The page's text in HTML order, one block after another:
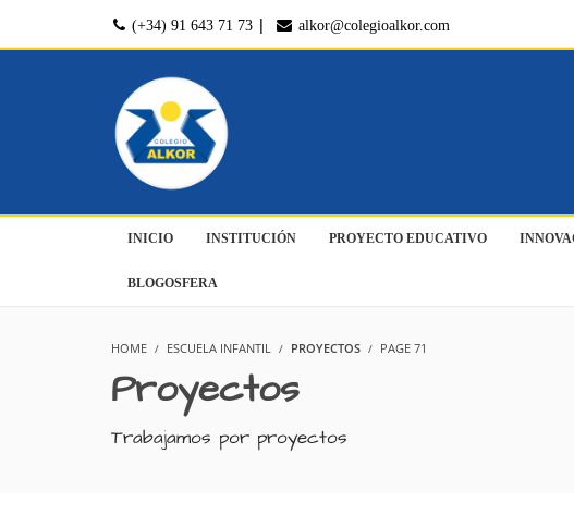
(+34) 91 643 71 73 | alkor@colegioalkor.com
INICIO INSTITUCIÓN PROYECTO EDUCATIVO
BLOGOSFERA
HOME ESCUELA INFANTIL PROYECTOS PAGE 71
Proyectos
Trabajamos por proyectos